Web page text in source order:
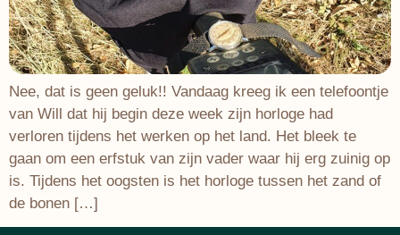
Nee, dat is geen geluk!! Vandaag kreeg ik een telefoontje
van Will dat hij begin deze week zijn horloge had
verloren tijdens het werken op het land. Het bleek te
gaan om een erfstuk van zijn vader waar hij erg zuinig op
is. Tijdens het oogsten is het horloge tussen het zand of
de bonen […]